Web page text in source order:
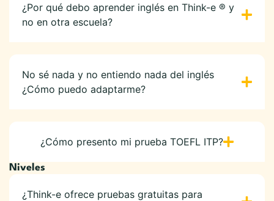
¿Por qué debo aprender inglés en Think-e ® y
no en otra escuela?
No sé nada y no entiendo nada del inglés
¿Cómo puedo adaptarme?
¿Cómo presento mi prueba TOEFL ITP?
Niveles
¿Think-e ofrece pruebas gratuitas para